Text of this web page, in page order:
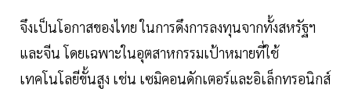
จึงเป็นโอกาสของไทย ในการดึงการลงทุนจากทั้งสหรัฐฯ
และจีน โดยเฉพาะในอุตสาหกรรมเป้าหมายที่ใช้
เทคโนโลยีขั้นสูง เช่น เซมิคอนดักเตอร์และอิเล็กทรอนิกส์